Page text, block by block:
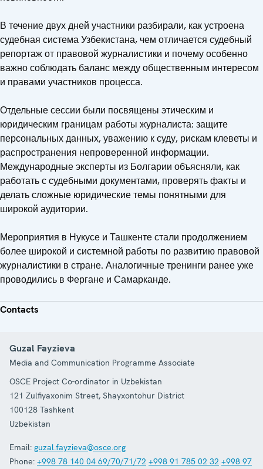
В течение двух дней участники разбирали, как устроена
судебная система Узбекистана, чем отличается судебный
репортаж от правовой журналистики и почему особенно
важно соблюдать баланс между общественным интересом
и правами участников процесса.
Отдельные сессии были посвящены этическим и
юридическим границам работы журналиста: защите
персональных данных, уважению к суду, рискам клеветы и
распространения непроверенной информации.
Международные эксперты из Болгарии объясняли, как
работать с судебными документами, проверять факты и
делать сложные юридические темы понятными для
широкой аудитории.
Мероприятия в Нукусе и Ташкенте стали продолжением
более широкой и системной работы по развитию правовой
журналистики в стране. Аналогичные тренинги ранее уже
проводились в Фергане и Самарканде.
Contacts
Guzal Fayzieva
Media and Communication Programme Associate
OSCE Project Co-ordinator in Uzbekistan
121 Zulfiyaxonim Street, Shayxontohur District
100128 Tashkent
Uzbekistan
Email: guzal.fayzieva@osce.org
Phone: +998 78 140 04 69/70/71/72 +998 91 785 02 32 +998 97